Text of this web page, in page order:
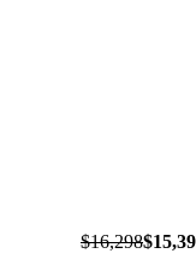
$16,298